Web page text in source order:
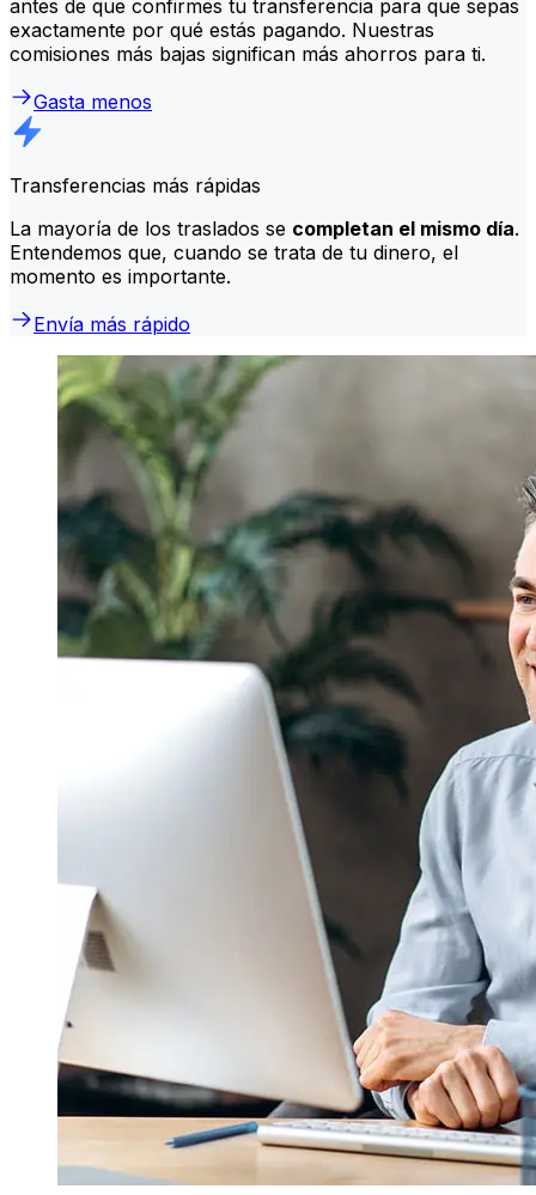
antes de que confirmes tu transferencia para que sepas
exactamente por qué estás pagando. Nuestras
comisiones más bajas significan más ahorros para ti.
Gasta menos
Transferencias más rápidas
La mayoría de los traslados se completan el mismo día.
Entendemos que, cuando se trata de tu dinero, el
momento es importante.
Envía más rápido